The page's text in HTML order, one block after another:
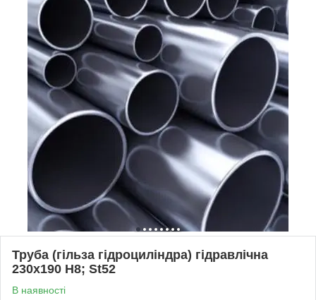
Труба (гільза гідроциліндра) гідравлічна
230x190 H8; St52
В наявності